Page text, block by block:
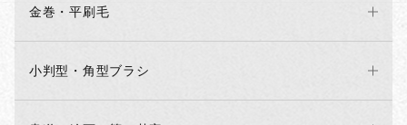
金巻・平刷毛
小判型・角型ブラシ